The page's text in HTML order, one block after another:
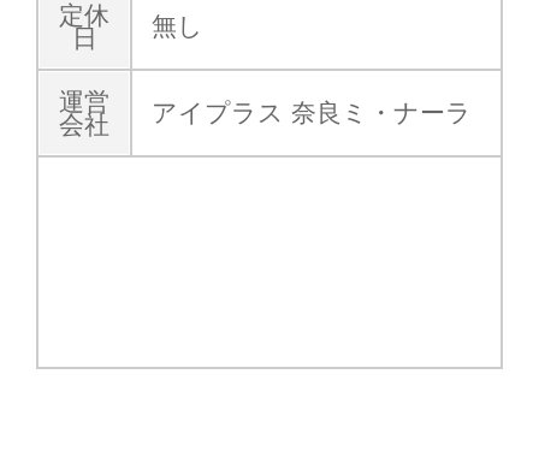
定休
日
無し
運営
会社
アイプラス 奈良ミ・ナーラ